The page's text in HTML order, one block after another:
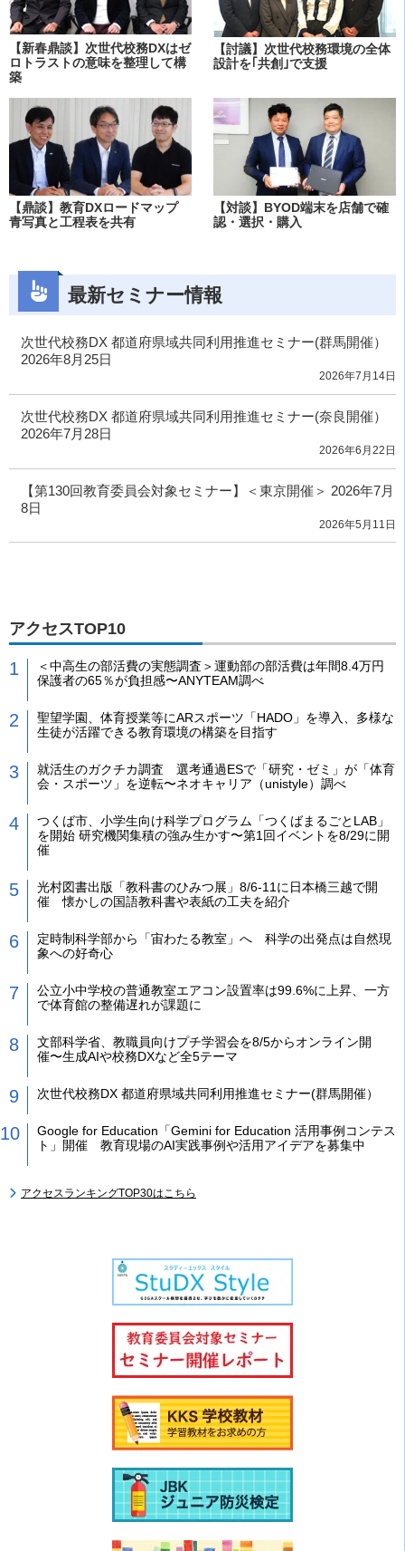
【新春鼎談】次世代校務DXはゼ
ロトラストの意味を整理して構
築
【討議】次世代校務環境の全体
設計を｢共創｣で支援
【鼎談】教育DXロードマップ
青写真と工程表を共有
【対談】BYOD端末を店舗で確
認・選択・購入
最新セミナー情報
次世代校務DX 都道府県域共同利用推進セミナー(群馬開催）
2026年8月25日
2026年7月14日
次世代校務DX 都道府県域共同利用推進セミナー(奈良開催）
2026年7月28日
2026年6月22日
【第130回教育委員会対象セミナー】＜東京開催＞ 2026年7月
8日
2026年5月11日
アクセスTOP10
＜中高生の部活費の実態調査＞運動部の部活費は年間8.4万円
保護者の65％が負担感〜ANYTEAM調べ
聖望学園、体育授業等にARスポーツ「HADO」を導入、多様な
生徒が活躍できる教育環境の構築を目指す
就活生のガクチカ調査 選考通過ESで「研究・ゼミ」が「体育
会・スポーツ」を逆転〜ネオキャリア（unistyle）調べ
つくば市、小学生向け科学プログラム「つくばまるごとLAB」
を開始 研究機関集積の強み生かす〜第1回イベントを8/29に開
催
光村図書出版「教科書のひみつ展」8/6-11に日本橋三越で開
催 懐かしの国語教科書や表紙の工夫を紹介
定時制科学部から「宙わたる教室」へ 科学の出発点は自然現
象への好奇心
公立小中学校の普通教室エアコン設置率は99.6%に上昇、一方
で体育館の整備遅れが課題に
文部科学省、教職員向けプチ学習会を8/5からオンライン開
催〜生成AIや校務DXなど全5テーマ
次世代校務DX 都道府県域共同利用推進セミナー(群馬開催）
Google for Education「Gemini for Education 活用事例コンテス
ト」開催 教育現場のAI実践事例や活用アイデアを募集中
アクセスランキングTOP30はこちら